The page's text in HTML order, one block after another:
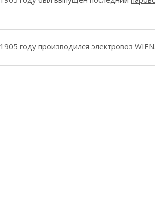
году производился электровоз WIEN.